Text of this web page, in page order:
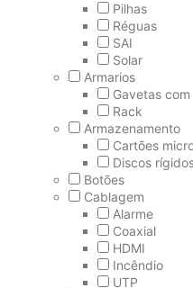
Pilhas
Réguas
SAI
Solar
Armarios
Gavetas
Rack
Armazenamento
Cartões
Discos
Botões
Cablagem
Alarme
Coaxial
HDMI
Incêndio
UTP